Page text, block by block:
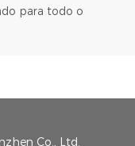
para todo o
Co., Ltd.